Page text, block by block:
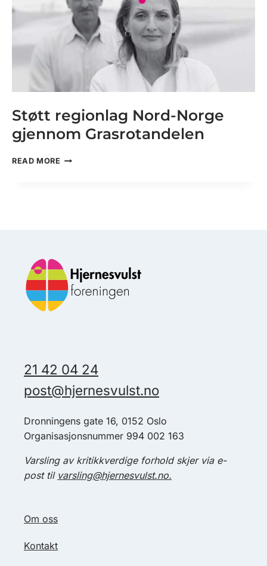
Støtt regionlag Nord-Norge
gjennom Grasrotandelen
READ MORE STØTT
21 42 04 24
post@hjernesvulst.no
Dronningens gate 16, 0152 Oslo
Organisasjonsnummer 994 002 163
Varsling av kritikkverdige forhold skjer via e-
post til varsling@hjernesvulst.no.
Om oss
Kontakt